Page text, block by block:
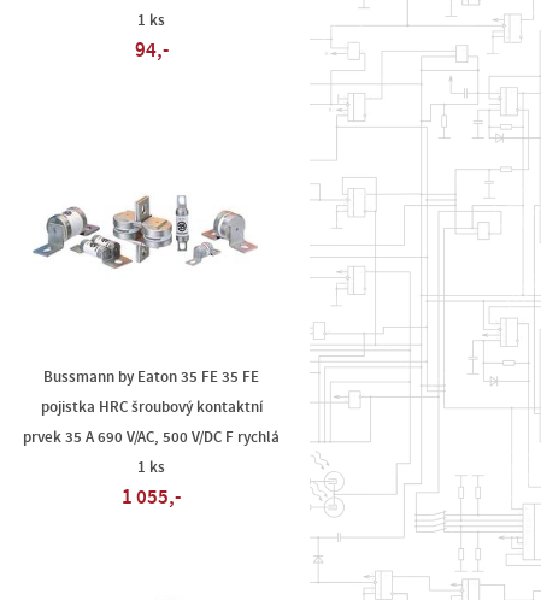
1 ks
94,-
Bussmann by Eaton 35 FE 35 FE
pojistka HRC šroubový kontaktní
prvek 35 A 690 V/AC, 500 V/DC F rychlá
1 ks
1 055,-